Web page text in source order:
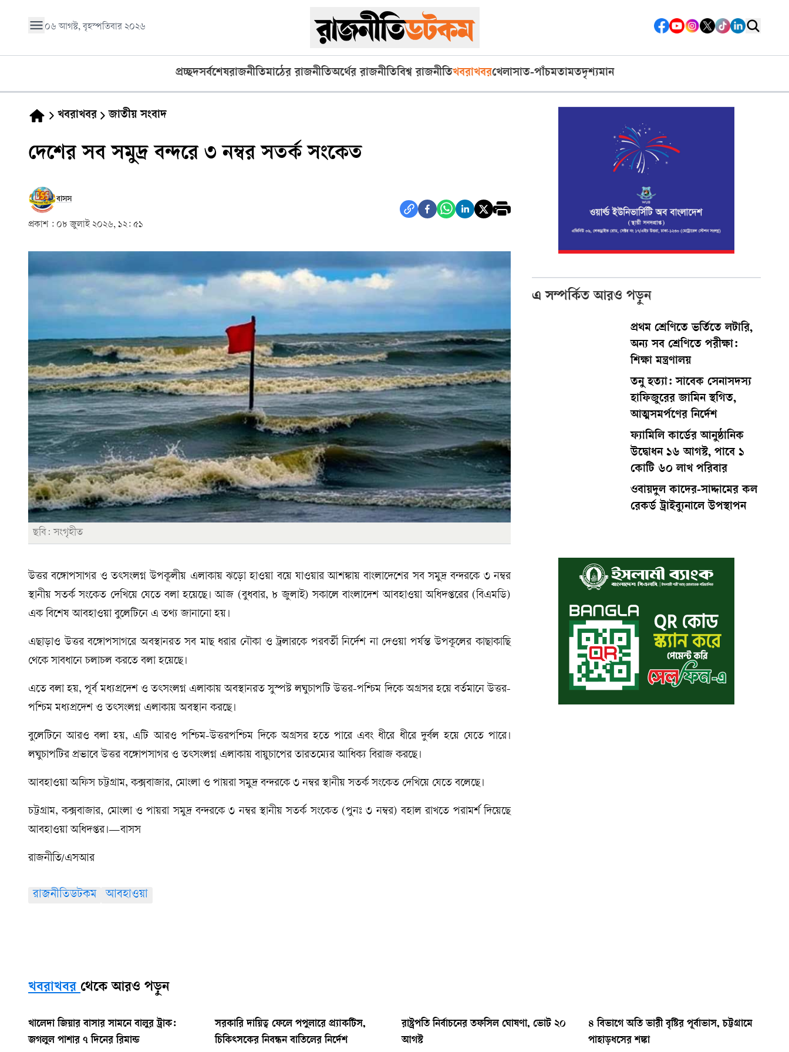
০৬ আগস্ট, বৃহস্পতিবার ২০২৬
প্রচ্ছদসর্বশেষরাজনীতিমাঠের রাজনীতিঅর্থের রাজনীতিবিশ্ব রাজনীতিখবরাখবরখেলাসাত-পাঁচমতামতদৃশ্যমান
খবরাখবর জাতীয় সংবাদ
দেশের সব সমুদ্র বন্দরে ৩ নম্বর সতর্ক সংকেত
বাসস
প্রকাশ : ০৮ জুলাই ২০২৬, ১২: ৫১
ছবি: সংগৃহীত
উত্তর বঙ্গোপসাগর ও তৎসংলগ্ন উপকূলীয় এলাকায় ঝড়ো হাওয়া বয়ে যাওয়ার আশঙ্কায় বাংলাদেশের সব সমুদ্র বন্দরকে ৩ নম্বর
স্থানীয় সতর্ক সংকেত দেখিয়ে যেতে বলা হয়েছে। আজ (বুধবার, ৮ জুলাই) সকালে বাংলাদেশ আবহাওয়া অধিদপ্তরের (বিএমডি)
এক বিশেষ আবহাওয়া বুলেটিনে এ তথ্য জানানো হয়।
এছাড়াও উত্তর বঙ্গোপসাগরে অবস্থানরত সব মাছ ধরার নৌকা ও ট্রলারকে পরবর্তী নির্দেশ না দেওয়া পর্যন্ত উপকূলের কাছাকাছি
থেকে সাবধানে চলাচল করতে বলা হয়েছে।
এতে বলা হয়, পূর্ব মধ্যপ্রদেশ ও তৎসংলগ্ন এলাকায় অবস্থানরত সুস্পষ্ট লঘুচাপটি উত্তর-পশ্চিম দিকে অগ্রসর হয়ে বর্তমানে উত্তর-
পশ্চিম মধ্যপ্রদেশ ও তৎসংলগ্ন এলাকায় অবস্থান করছে।
বুলেটিনে আরও বলা হয়, এটি আরও পশ্চিম-উত্তরপশ্চিম দিকে অগ্রসর হতে পারে এবং ধীরে ধীরে দুর্বল হয়ে যেতে পারে।
লঘুচাপটির প্রভাবে উত্তর বঙ্গোপসাগর ও তৎসংলগ্ন এলাকায় বায়ুচাপের তারতম্যের আধিক্য বিরাজ করছে।
আবহাওয়া অফিস চট্টগ্রাম, কক্সবাজার, মোংলা ও পায়রা সমুদ্র বন্দরকে ৩ নম্বর স্থানীয় সতর্ক সংকেত দেখিয়ে যেতে বলেছে।
চট্টগ্রাম, কক্সবাজার, মোংলা ও পায়রা সমুদ্র বন্দরকে ৩ নম্বর স্থানীয় সতর্ক সংকেত (পুনঃ ৩ নম্বর) বহাল রাখতে পরামর্শ দিয়েছে
আবহাওয়া অধিদপ্তর।—বাসস
রাজনীতি/এসআর
রাজনীতিডটকম আবহাওয়া
এ সম্পর্কিত আরও পড়ুন
প্রথম শ্রেণিতে ভর্তিতে লটারি,
অন্য সব শ্রেণিতে পরীক্ষা:
শিক্ষা মন্ত্রণালয়
তনু হত্যা: সাবেক সেনাসদস্য
হাফিজুরের জামিন স্থগিত,
আত্মসমর্পণের নির্দেশ
ফ্যামিলি কার্ডের আনুষ্ঠানিক
উদ্বোধন ১৬ আগস্ট, পাবে ১
কোটি ৬০ লাখ পরিবার
ওবায়দুল কাদের-সাদ্দামের কল
রেকর্ড ট্রাইব্যুনালে উপস্থাপন
খবরাখবর থেকে আরও পড়ুন
খালেদা জিয়ার বাসার সামনে বালুর ট্রাক:
জগলুল পাশার ৭ দিনের রিমান্ড
সরকারি দায়িত্ব ফেলে পপুলারে প্র্যাকটিস,
চিকিৎসকের নিবন্ধন বাতিলের নির্দেশ
রাষ্ট্রপতি নির্বাচনের তফসিল ঘোষণা, ভোট ২০
আগস্ট
৪ বিভাগে অতি ভারী বৃষ্টির পূর্বাভাস, চট্টগ্রামে
পাহাড়ধসের শঙ্কা